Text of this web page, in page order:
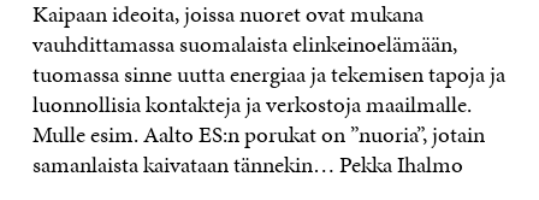
Kaipaan ideoita, joissa nuoret ovat mukana
vauhdittamassa suomalaista elinkeinoelämään,
tuomassa sinne uutta energiaa ja tekemisen tapoja ja
luonnollisia kontakteja ja verkostoja maailmalle.
Mulle esim. Aalto ES:n porukat on ”nuoria”, jotain
samanlaista kaivataan tännekin… Pekka Ihalmo